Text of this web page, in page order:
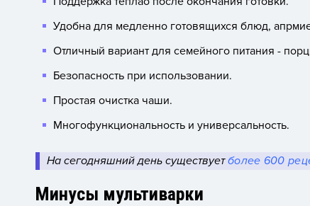
Удобна для медленно готовящихся блюд,
Отличный вариант для семейного питания -
Безопасность при использовании.
Простая очистка чаши.
Многофункциональность и универсальность.
На сегодняшний день существуетболее 600
Минусы мультиварки